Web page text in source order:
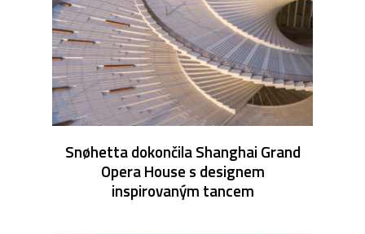
Snøhetta dokončila Shanghai Grand
Opera House s designem
inspirovaným tancem